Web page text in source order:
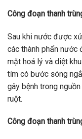
Công đoạn thanh
Sau khi nước được
các thành phẩn nước
mặt hoá lý và diệt
tím có bước sóng
gây bệnh trong
ruột.
Công đoạn thanh